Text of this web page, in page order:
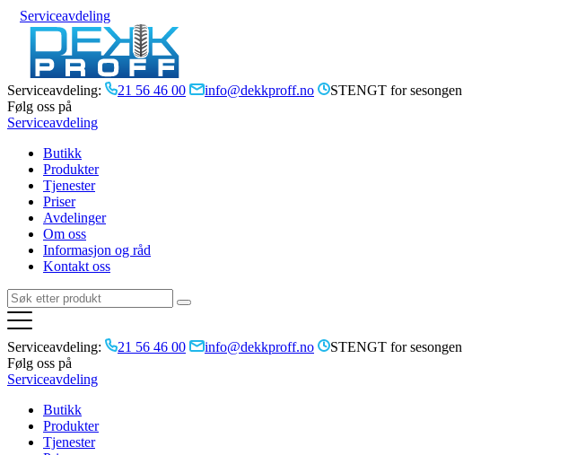
Serviceavdeling
Serviceavdeling: 21 56 46 00 info@dekkproff.no
STENGT for sesongen
Følg oss på
Serviceavdeling
Butikk
Produkter
Tjenester
Priser
Avdelinger
Om oss
Informasjon og råd
Kontakt oss
Serviceavdeling: 21 56 46 00 info@dekkproff.no
STENGT for sesongen
Følg oss på
Serviceavdeling
Butikk
Produkter
Tjenester